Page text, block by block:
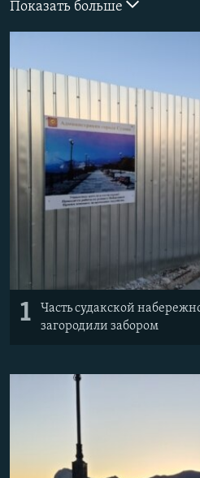
ELIFBE
УКРАИНСКАЯ ПРОБЛЕМА КРЫМА
ПРИСОЕДИНЯЙТЕСЬ!
Все сайты RFE/RL
Показать больше
1
Часть судакской
загородили забором